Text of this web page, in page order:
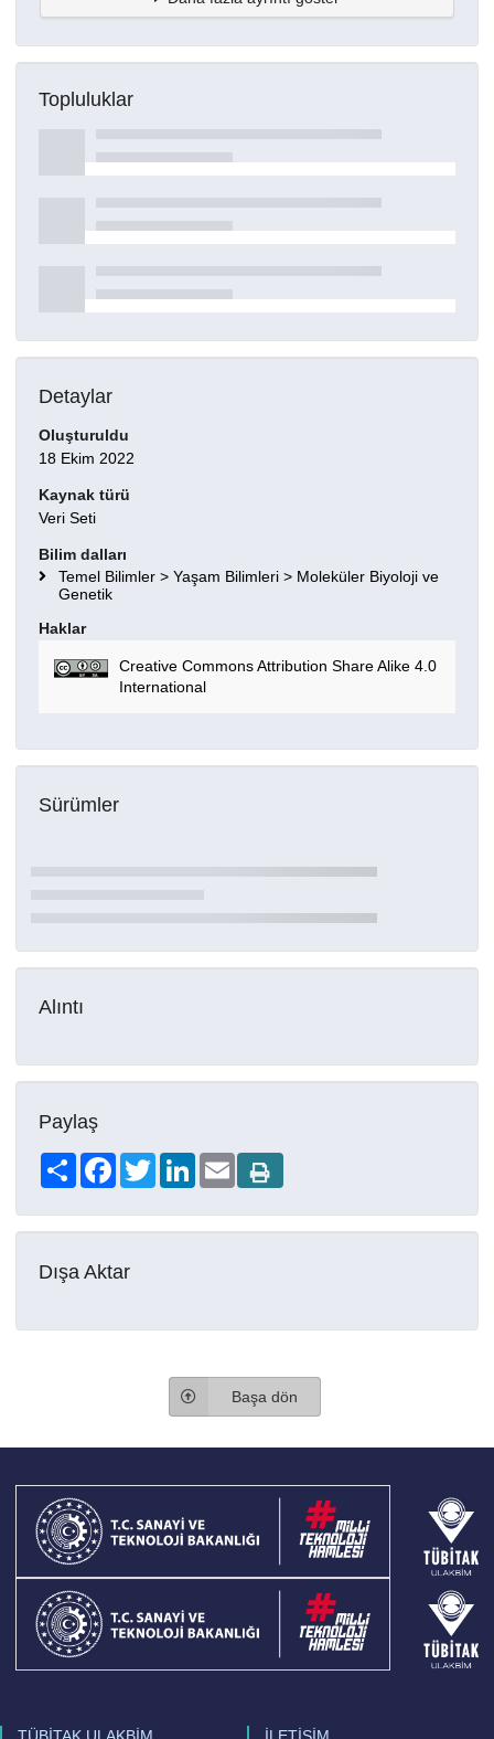
Topluluklar
Detaylar
Oluşturuldu
18 Ekim 2022
Kaynak türü
Veri Seti
Bilim dalları
Temel Bilimler > Yaşam Bilimleri > Moleküler Biyoloji ve
Genetik
Haklar
Creative Commons Attribution Share Alike 4.0
International
Sürümler
Alıntı
Paylaş
Share FacebookTwitterLinkedIn
Email
Dışa Aktar
Başa dön